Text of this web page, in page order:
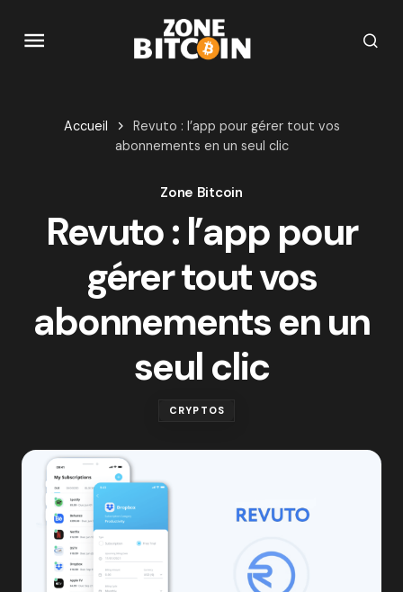
Accueil
Revuto : l’app pour gérer tout vos
abonnements en un seul clic
Zone Bitcoin
Revuto : l’app pour
gérer tout vos
abonnements en un
seul clic
CRYPTOS